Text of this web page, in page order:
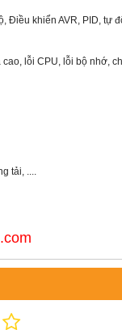
khiển AVR, PID, tự
lỗi CPU, lỗi bộ nhớ,
tải, ....